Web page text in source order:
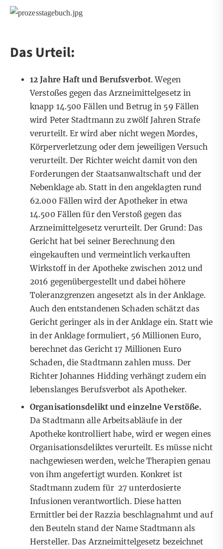
Das Urteil:
12 Jahre Haft und Berufsverbot. Wegen
Verstoßes gegen das Arzneimittelgesetz in
knapp 14.500 Fällen und Betrug in 59 Fällen
wird Peter Stadtmann zu zwölf Jahren Strafe
verurteilt. Er wird aber nicht wegen Mordes,
Körperverletzung oder dem jeweiligen Versuch
verurteilt. Der Richter weicht damit von den
Forderungen der Staatsanwaltschaft und der
Nebenklage ab. Statt in den angeklagten rund
62.000 Fällen wird der Apotheker in etwa
14.500 Fällen für den Verstoß gegen das
Arzneimittelgesetz verurteilt. Der Grund: Das
Gericht hat bei seiner Berechnung den
eingekauften und vermeintlich verkauften
Wirkstoff in der Apotheke zwischen 2012 und
2016 gegenübergestellt und dabei höhere
Toleranzgrenzen angesetzt als in der Anklage.
Auch den entstandenen Schaden schätzt das
Gericht geringer als in der Anklage ein. Statt wie
in der Anklage formuliert, 56 Millionen Euro,
berechnet das Gericht 17 Millionen Euro
Schaden, die Stadtmann zahlen muss. Der
Richter Johannes Hidding verhängt zudem ein
lebenslanges Berufsverbot als Apotheker.
Organisationsdelikt und einzelne Verstöße.
Da Stadtmann alle Arbeitsabläufe in der
Apotheke kontrolliert habe, wird er wegen eines
Organisationsdeliktes verurteilt. Es müsse nicht
nachgewiesen werden, welche Therapien genau
von ihm angefertigt wurden. Konkret ist
Stadtmann zudem für 27 unterdosierte
Infusionen verantwortlich. Diese hatten
Ermittler bei der Razzia beschlagnahmt und auf
den Beuteln stand der Name Stadtmann als
Hersteller. Das Arzneimittelgesetz bezeichnet